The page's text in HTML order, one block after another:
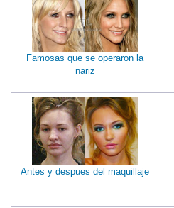
Famosas que se operaron la
nariz
Antes y despues del maquillaje